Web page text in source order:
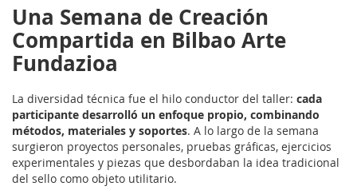
Una Semana de Creación
Compartida en Bilbao Arte
Fundazioa
La diversidad técnica fue el hilo conductor del taller: cada
participante desarrolló un enfoque propio, combinando
métodos, materiales y soportes. A lo largo de la semana
surgieron proyectos personales, pruebas gráficas, ejercicios
experimentales y piezas que desbordaban la idea tradicional
del sello como objeto utilitario.